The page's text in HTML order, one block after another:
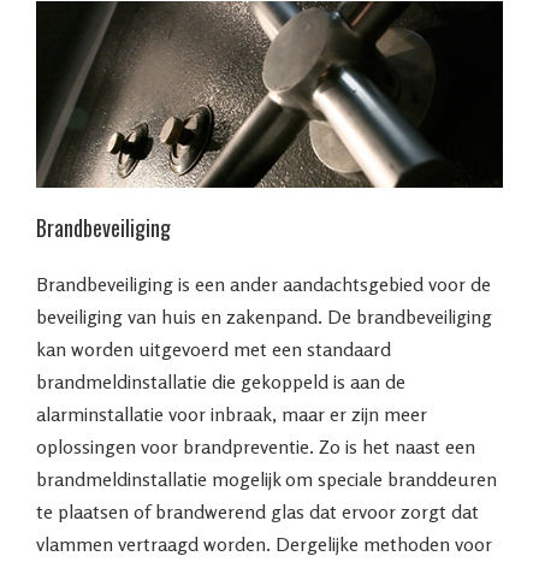
Brandbeveiliging
Brandbeveiliging is een ander aandachtsgebied voor de
beveiliging van huis en zakenpand. De brandbeveiliging
kan worden uitgevoerd met een standaard
brandmeldinstallatie die gekoppeld is aan de
alarminstallatie voor inbraak, maar er zijn meer
oplossingen voor brandpreventie. Zo is het naast een
brandmeldinstallatie mogelijk om speciale branddeuren
te plaatsen of brandwerend glas dat ervoor zorgt dat
vlammen vertraagd worden. Dergelijke methoden voor